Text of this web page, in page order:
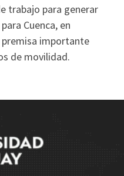
trabajo para generar
Cuenca, en
importante
de movilidad.